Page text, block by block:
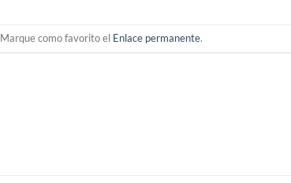
como favorito el Enlace permanente.